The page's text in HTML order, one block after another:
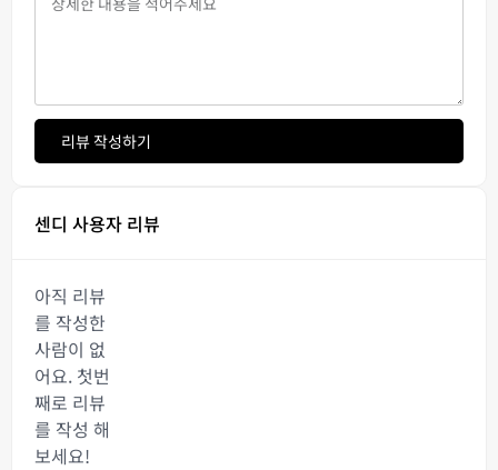
리뷰 작성하기
센디 사용자 리뷰
아직 리뷰
를 작성한
사람이 없
어요. 첫번
째로 리뷰
를 작성 해
보세요!